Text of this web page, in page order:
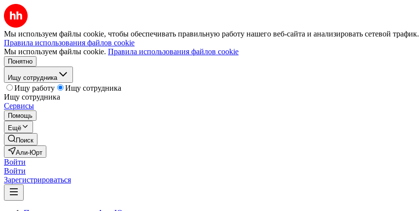
Мы используем файлы cookie, чтобы обеспечивать правильную работу нашего веб-сайта и анализировать сетевой трафик.
Правила использования файлов cookie
Мы используем файлы cookie. Правила использования файлов cookie
Понятно
Ищу сотрудника
Ищу работу
Ищу сотрудника
Ищу сотрудника
Сервисы
Помощь
Ещё
Поиск
Али-Юрт
Войти
Войти
Зарегистрироваться